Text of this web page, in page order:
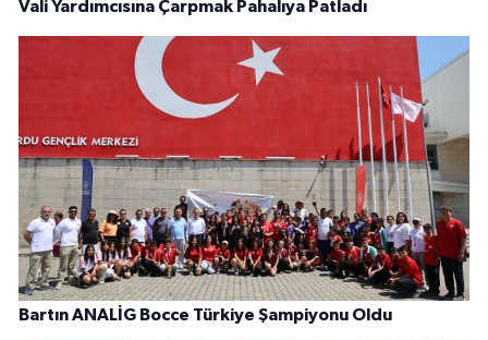
Vali Yardımcısına Çarpmak Pahalıya Patladı
Bartın ANALİG Bocce Türkiye Şampiyonu Oldu